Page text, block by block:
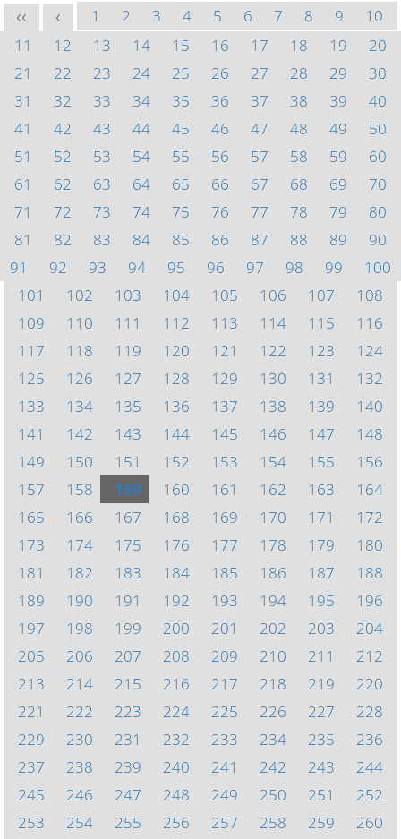
<< < 1 2 3 4 5 6 7 8 9
10
11
12 13 14 15 16 17 18 19
20
21
22 23 24 25 26 27 28 29
30
31
32 33 34 35 36 37 38 39
40
41
42 43 44 45 46 47 48 49
50
51
52 53 54 55 56 57 58 59
60
61
62 63 64 65 66 67 68 69
70
71
72 73 74 75 76 77 78 79
80
81
82 83 84 85 86 87 88 89
90
91
92 93 94 95 96 97 98 99
100
101
102 103 104 105 106 107
108
109
110 111 112 113 114 115
116
117
118 119 120 121 122 123
124
125
126 127 128 129 130 131
132
133
134 135 136 137 138 139
140
141
142 143 144 145 146 147
148
149
150 151 152 153 154 155
156
157
158 159 160 161 162 163
164
165
166 167 168 169 170 171
172
173
174 175 176 177 178 179
180
181
182 183 184 185 186 187
188
189
190 191 192 193 194 195
196
197
198 199 200 201 202 203
204
205
206 207 208 209 210 211
212
213
214 215 216 217 218 219
220
221
222 223 224 225 226 227
228
229
230 231 232 233 234 235
236
237
238 239 240 241 242 243
244
245
246 247 248 249 250 251
252
253
254 255 256 257 258 259
260